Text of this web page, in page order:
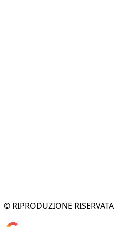
© RIPRODUZIONE RISERVATA